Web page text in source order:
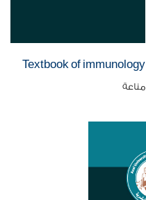
Textbook of immunology
مناعة